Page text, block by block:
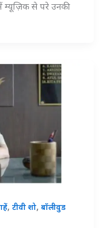
म्यूज़िक से परे उनकी
,टीवी शो,बॉलीवुड